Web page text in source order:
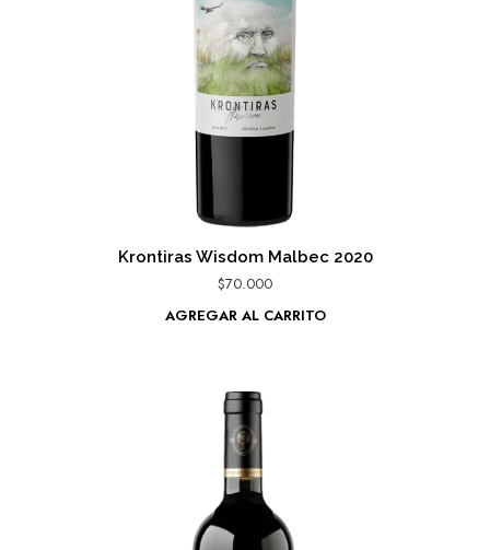
Krontiras Wisdom Malbec 2020
$70.000
AGREGAR AL CARRITO